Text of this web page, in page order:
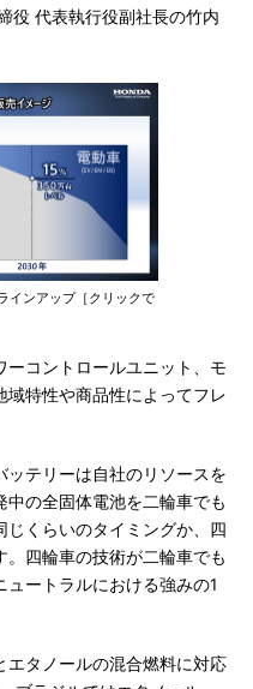
役 代表執行役副社長の竹内
インアップ［クリックで
コントロールユニット、モ
域特性や商品性によってフレ
テリーは自社のリソースを
の全固体電池を二輪車でも
くらいのタイミングか、四
四輪車の技術が二輪車でも
ートラルにおける強みの1
タノールの混合燃料に対応